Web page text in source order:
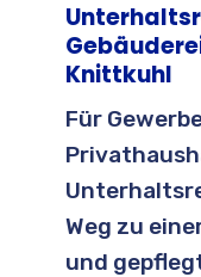
Knittkuhl
Für
Weg zu
und